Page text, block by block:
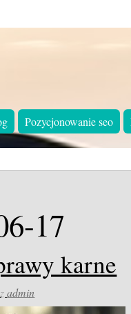
Pozycjonowanie seo
17
karne
admin